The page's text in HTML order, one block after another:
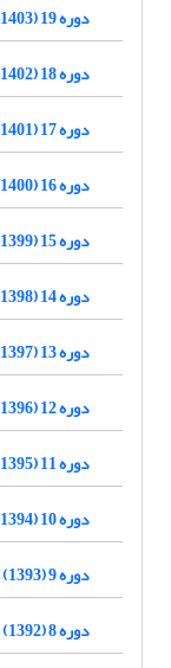
دوره 19 (1403)
دوره 18 (1402)
دوره 17 (1401)
دوره 16 (1400)
دوره 15 (1399)
دوره 14 (1398)
دوره 13 (1397)
دوره 12 (1396)
دوره 11 (1395)
دوره 10 (1394)
دوره 9 (1393)
دوره 8 (1392)